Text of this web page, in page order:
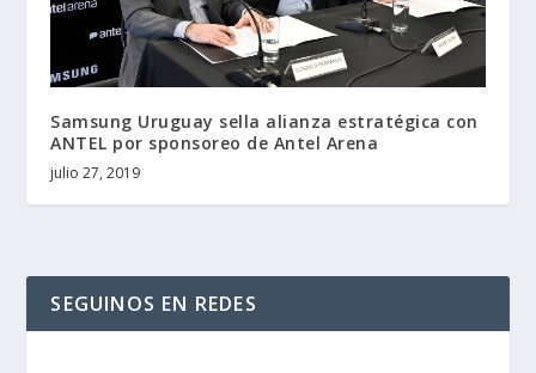
Samsung Uruguay sella alianza estratégica con
ANTEL por sponsoreo de Antel Arena
julio 27, 2019
SEGUINOS EN REDES